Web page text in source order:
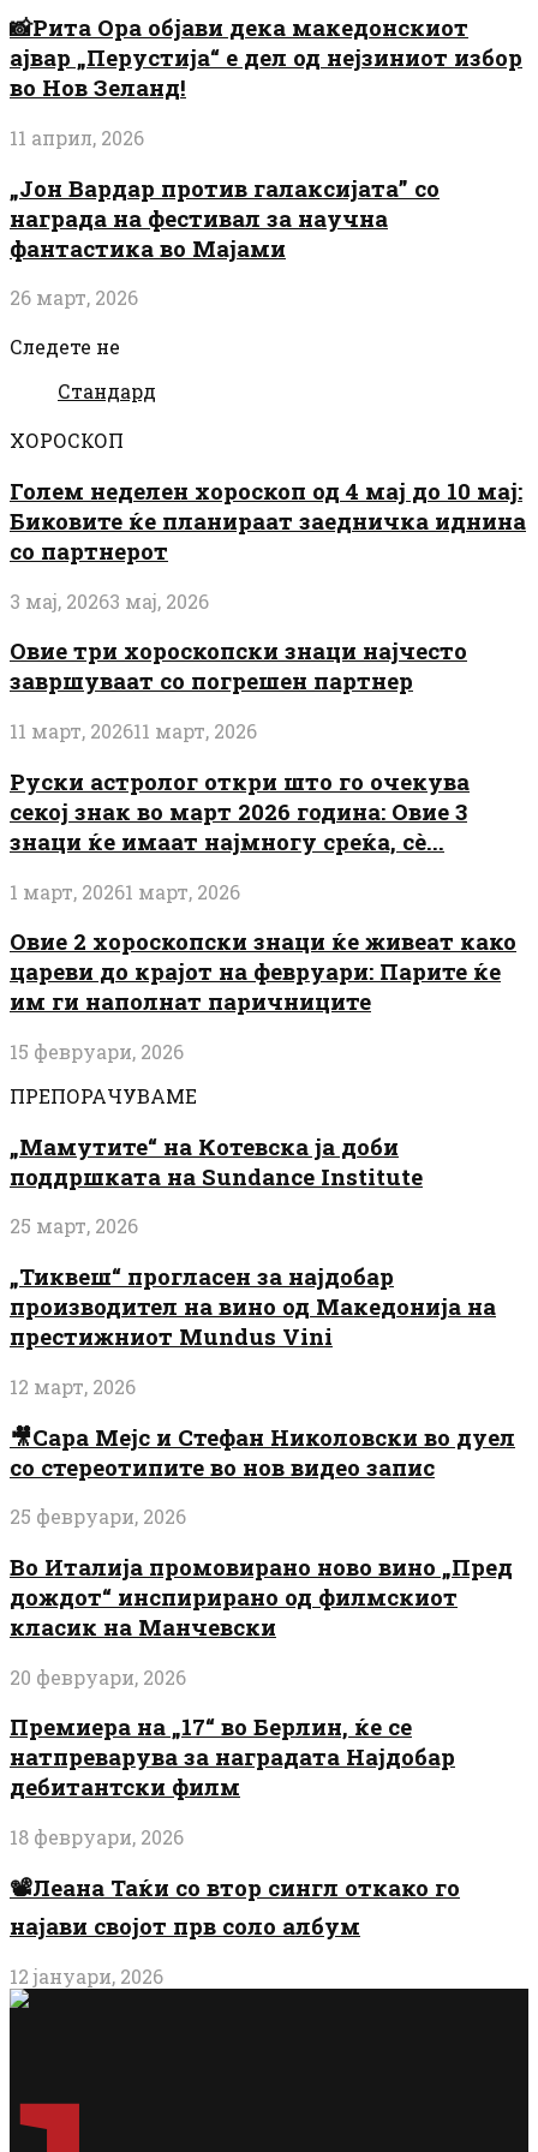
📸Рита Ора објави дека македонскиот
ајвар „Перустија“ е дел од нејзиниот избор
во Нов Зеланд!
11 април, 2026
„Јон Вардар против галаксијата” со
награда на фестивал за научна
фантастика во Мајами
26 март, 2026
Следете не
Стандард
ХОРОСКОП
Голем неделен хороскоп од 4 мај до 10 мај:
Биковите ќе планираат заедничка иднина
со партнерот
3 мај, 20263 мај, 2026
Овие три хороскопски знаци најчесто
завршуваат со погрешен партнер
11 март, 202611 март, 2026
Руски астролог откри што го очекува
секој знак во март 2026 година: Овие 3
знаци ќе имаат најмногу среќа, сè...
1 март, 20261 март, 2026
Овие 2 хороскопски знаци ќе живеат како
цареви до крајот на февруари: Парите ќе
им ги наполнат паричниците
15 февруари, 2026
ПРЕПОРАЧУВАМЕ
„Мамутите“ на Котевска ја доби
поддршката на Sundance Institute
25 март, 2026
„Тиквеш“ прогласен за најдобар
производител на вино од Македонија на
престижниот Mundus Vini
12 март, 2026
🎥Сара Мејс и Стефан Николовски во дуел
со стереотипите во нов видео запис
25 февруари, 2026
Во Италија промовирано ново вино „Пред
дождот“ инспирирано од филмскиот
класик на Манчевски
20 февруари, 2026
Премиера на „17“ во Берлин, ќе се
натпреварува за наградата Најдобар
дебитантски филм
18 февруари, 2026
📽️Леана Таќи со втор сингл откако го
најави својот прв соло албум
12 јануари, 2026